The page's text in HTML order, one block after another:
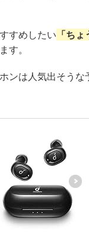
すめしたい 「ち
す。
ンは人気出そうな